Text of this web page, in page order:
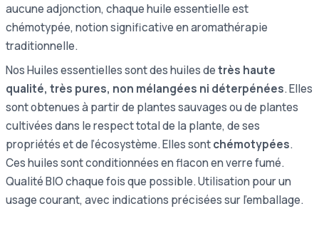
aucune adjonction, chaque huile essentielle est
chémotypée, notion significative en aromathérapie
traditionnelle.
Nos Huiles essentielles sont des huiles detrès haute
qualité, très pures, non mélangées ni déterpénées. Elles
sont obtenues à partir de plantes sauvages ou de plantes
cultivées dans le respect total de la plante, de ses
propriétés et de l’écosystème. Elles sontchémotypées.
Ces huiles sont conditionnées en flacon en verre fumé.
Qualité BIO chaque fois que possible. Utilisation pour un
usage courant, avec indications précisées sur l’emballage.